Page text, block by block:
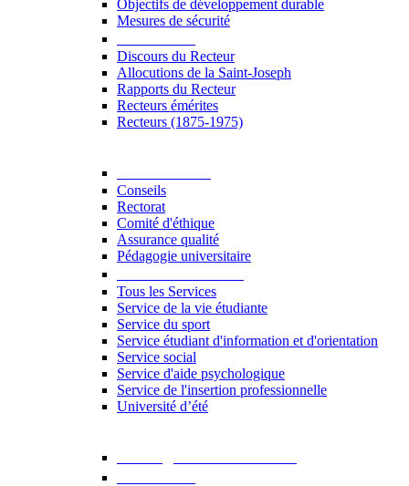
Objectifs de développement durable
Mesures de sécurité
Discours du Recteur
Allocutions de la Saint-Joseph
Rapports du Recteur
Recteurs émérites
Recteurs (1875-1975)
Conseils
Rectorat
Comité d'éthique
Assurance qualité
Pédagogie universitaire
Tous les Services
Service de la vie étudiante
Service du sport
Service étudiant d'information et d'orientation
Service social
Service d'aide psychologique
Service de l'insertion professionnelle
Université d’été